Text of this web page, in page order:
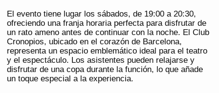
El evento tiene lugar los sábados, de 19:00 a 20:30,
ofreciendo una franja horaria perfecta para disfrutar de
un rato ameno antes de continuar con la noche. El Club
Cronopios, ubicado en el corazón de Barcelona,
representa un espacio emblemático ideal para el teatro
y el espectáculo. Los asistentes pueden relajarse y
disfrutar de una copa durante la función, lo que añade
un toque especial a la experiencia.